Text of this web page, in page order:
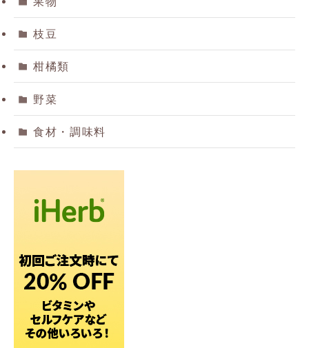
枝豆
柑橘類
野菜
食材・調味料